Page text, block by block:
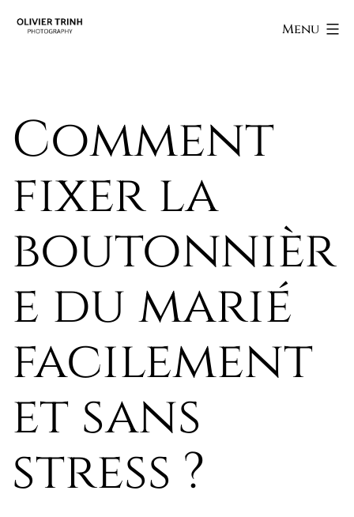
Olivier
Menu
Comment
fixer la
boutonnièr
e du marié
facilement
et sans
stress ?